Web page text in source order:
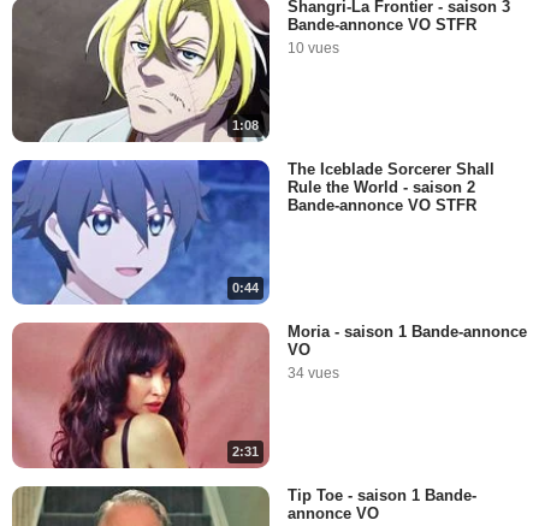
1:08
Shangri-La Frontier - saison 3
Bande-annonce VO STFR
10 vues
0:44
The Iceblade Sorcerer Shall
Rule the World - saison 2
Bande-annonce VO STFR
2:31
Moria - saison 1 Bande-annonce
VO
34 vues
Tip Toe - saison 1 Bande-
annonce VO